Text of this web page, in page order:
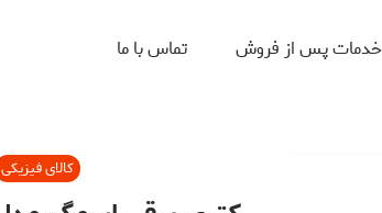
خدمات پس از فروش تماس با ما
کالای فیزیکی